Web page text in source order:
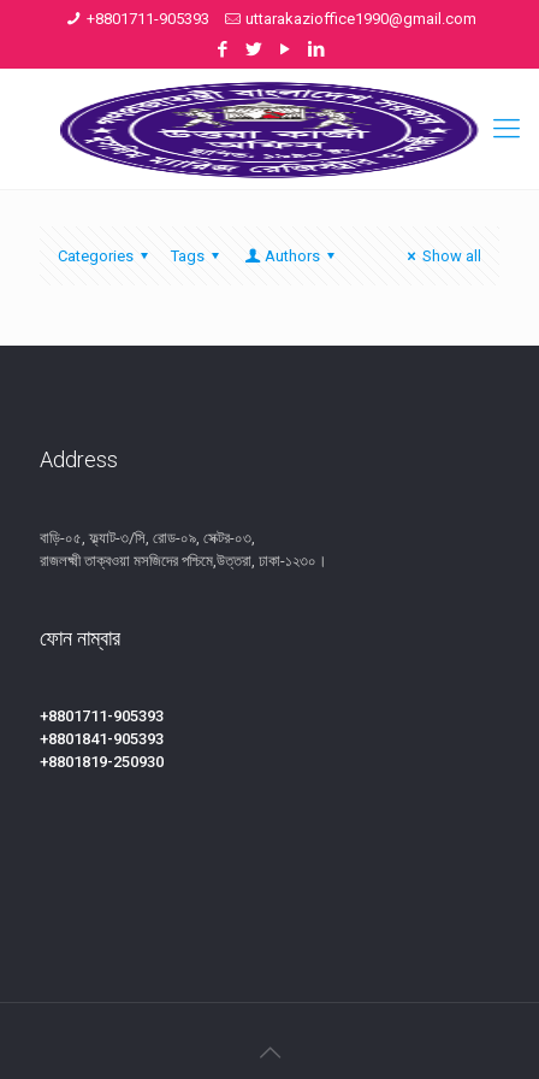
+8801711-905393 uttarakazioffice1990@gmail.com
Categories Tags Authors Show all
Address
বাড়ি-০৫, ফ্ল্যাট-৩/সি, রোড-০৯, সেক্টর-০৩,
রাজলক্ষ্মী তাক্বওয়া মসজিদের পশ্চিমে,উত্তরা, ঢাকা-১২৩০।
ফোন নাম্বার
+8801711-905393
+8801841-905393
+8801819-250930